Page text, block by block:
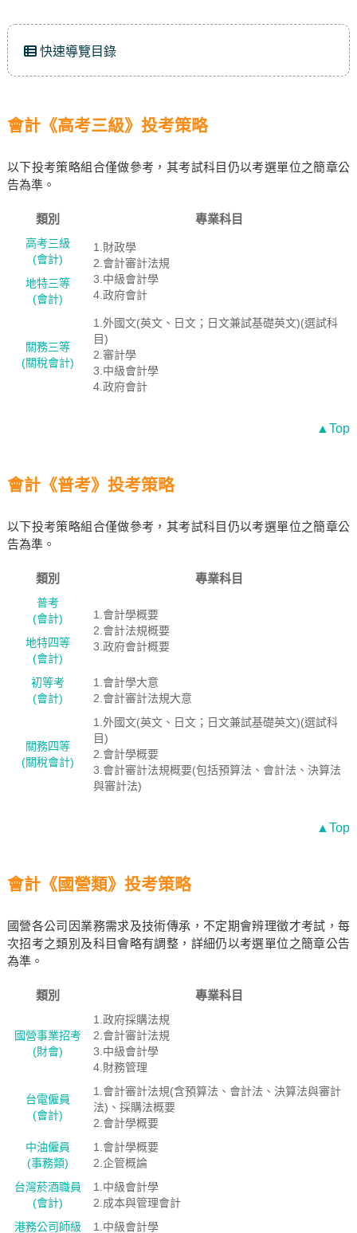
快速導覽目錄
會計《高考三級》投考策略
以下投考策略組合僅做參考，其考試科目仍以考選單位之簡章公
告為準。
類別 專業科目
高考三級
(會計)
1.財政學
2.會計審計法規
3.中級會計學
4.政府會計
地特三等
(會計)
關務三等
(關稅會計)
1.外國文(英文、日文；日文兼試基礎英文)(選試科
目)
2.審計學
3.中級會計學
4.政府會計
▲Top
會計《普考》投考策略
以下投考策略組合僅做參考，其考試科目仍以考選單位之簡章公
告為準。
類別 專業科目
普考
(會計)
1.會計學概要
2.會計法規概要
3.政府會計概要
地特四等
(會計)
初等考
(會計)
1.會計學大意
2.會計審計法規大意
關務四等
(關稅會計)
1.外國文(英文、日文；日文兼試基礎英文)(選試科
目)
2.會計學概要
3.會計審計法規概要(包括預算法、會計法、決算法
與審計法)
▲Top
會計《國營類》投考策略
國營各公司因業務需求及技術傳承，不定期會辨理徵才考試，每
次招考之類別及科目會略有調整，詳細仍以考選單位之簡章公告
為準。
類別 專業科目
國營事業招考
(財會)
1.政府採購法規
2.會計審計法規
3.中級會計學
4.財務管理
台電僱員
(會計)
1.會計審計法規(含預算法、會計法、決算法與審計
法)、採購法概要
2.會計學概要
中油僱員
(事務類)
1.會計學概要
2.企管概論
台灣菸酒職員
(會計)
1.中級會計學
2.成本與管理會計
港務公司師級
1.中級會計學